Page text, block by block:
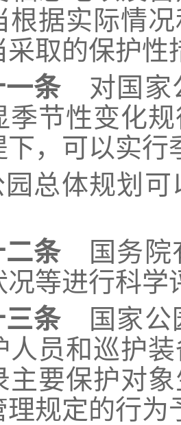
根据实际情
采取的保护性
条 对国家
季节性变化
下，可以实
园总体规划
条 国务院
况等进行科学
条 国家公
人员和巡护
主要保护对
理规定的行为